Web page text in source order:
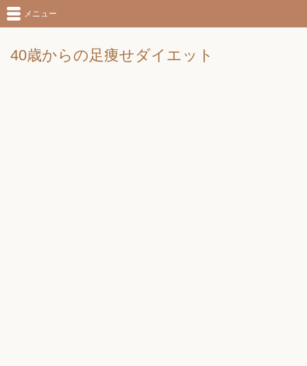
40歳からの足痩せダイエット
メニュー